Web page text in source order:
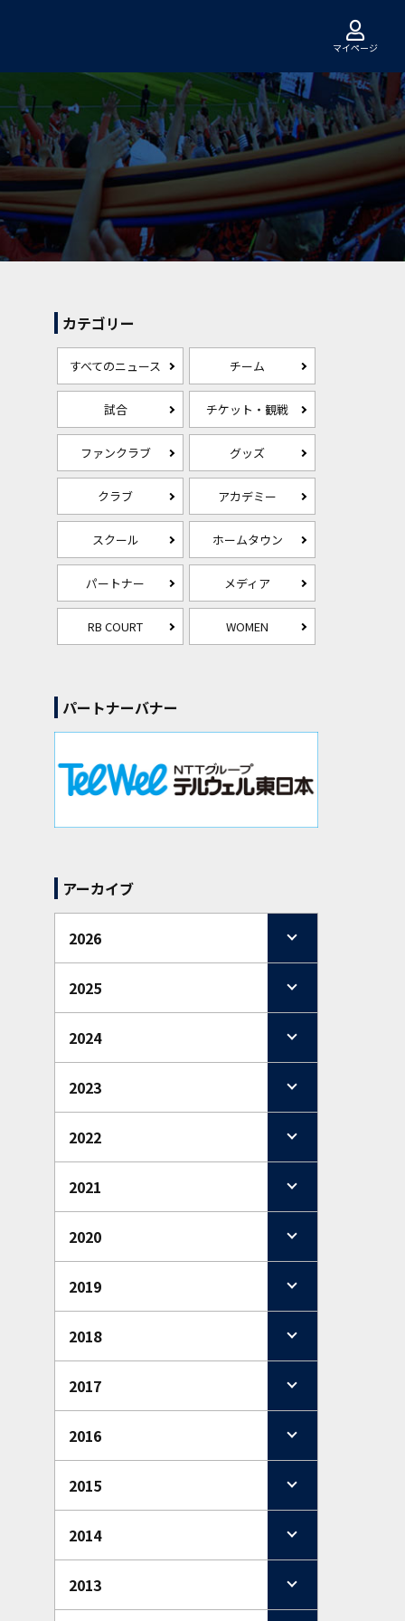
マイページ
カテゴリー
すべてのニュース チーム
試合 チケット・観戦
ファンクラブ グッズ
クラブ アカデミー
スクール ホームタウン
パートナー メディア
RB COURT WOMEN
パートナーバナー
アーカイブ
2026
2025
2024
2023
2022
2021
2020
2019
2018
2017
2016
2015
2014
2013